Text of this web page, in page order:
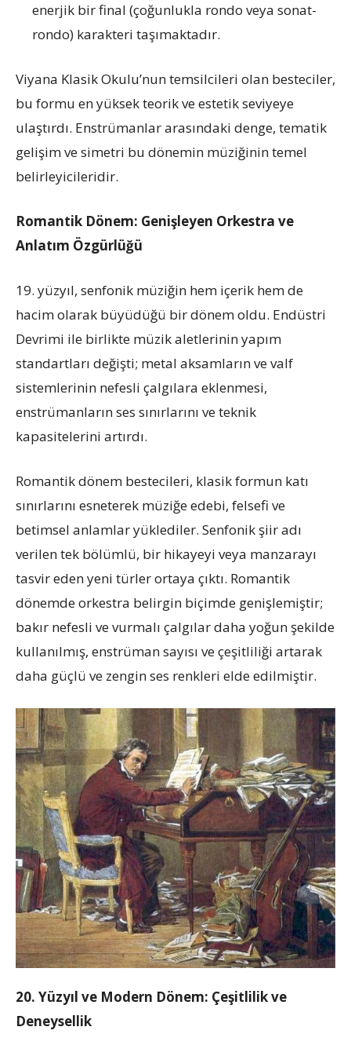
enerjik bir final (çoğunlukla rondo veya sonat-
rondo) karakteri taşımaktadır.
Viyana Klasik Okulu’nun temsilcileri olan besteciler,
bu formu en yüksek teorik ve estetik seviyeye
ulaştırdı. Enstrümanlar arasındaki denge, tematik
gelişim ve simetri bu dönemin müziğinin temel
belirleyicileridir.
Romantik Dönem: Genişleyen Orkestra ve
Anlatım Özgürlüğü
19. yüzyıl, senfonik müziğin hem içerik hem de
hacim olarak büyüdüğü bir dönem oldu. Endüstri
Devrimi ile birlikte müzik aletlerinin yapım
standartları değişti; metal aksamların ve valf
sistemlerinin nefesli çalgılara eklenmesi,
enstrümanların ses sınırlarını ve teknik
kapasitelerini artırdı.
Romantik dönem bestecileri, klasik formun katı
sınırlarını esneterek müziğe edebi, felsefi ve
betimsel anlamlar yüklediler. Senfonik şiir adı
verilen tek bölümlü, bir hikayeyi veya manzarayı
tasvir eden yeni türler ortaya çıktı. Romantik
dönemde orkestra belirgin biçimde genişlemiştir;
bakır nefesli ve vurmalı çalgılar daha yoğun şekilde
kullanılmış, enstrüman sayısı ve çeşitliliği artarak
daha güçlü ve zengin ses renkleri elde edilmiştir.
20. Yüzyıl ve Modern Dönem: Çeşitlilik ve
Deneysellik